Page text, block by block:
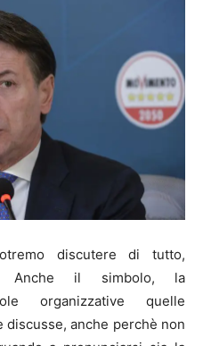
discutere di tutto,
Anche il simbolo, la
organizzative quelle
anche perchè non